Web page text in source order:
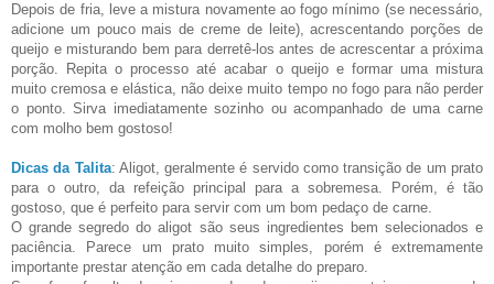
Depois de fria, leve a mistura novamente ao fogo mínimo (se necessário,
adicione um pouco mais de creme de leite), acrescentando porções de
queijo e misturando bem para derretê-los antes de acrescentar a próxima
porção. Repita o processo até acabar o queijo e formar uma mistura
muito cremosa e elástica, não deixe muito tempo no fogo para não perder
o ponto. Sirva imediatamente sozinho ou acompanhado de uma carne
com molho bem gostoso!
Dicas da Talita: Aligot, geralmente é servido como transição de um prato
para o outro, da refeição principal para a sobremesa. Porém, é tão
gostoso, que é perfeito para servir com um bom pedaço de carne.
O grande segredo do aligot são seus ingredientes bem selecionados e
paciência. Parece um prato muito simples, porém é extremamente
importante prestar atenção em cada detalhe do preparo.